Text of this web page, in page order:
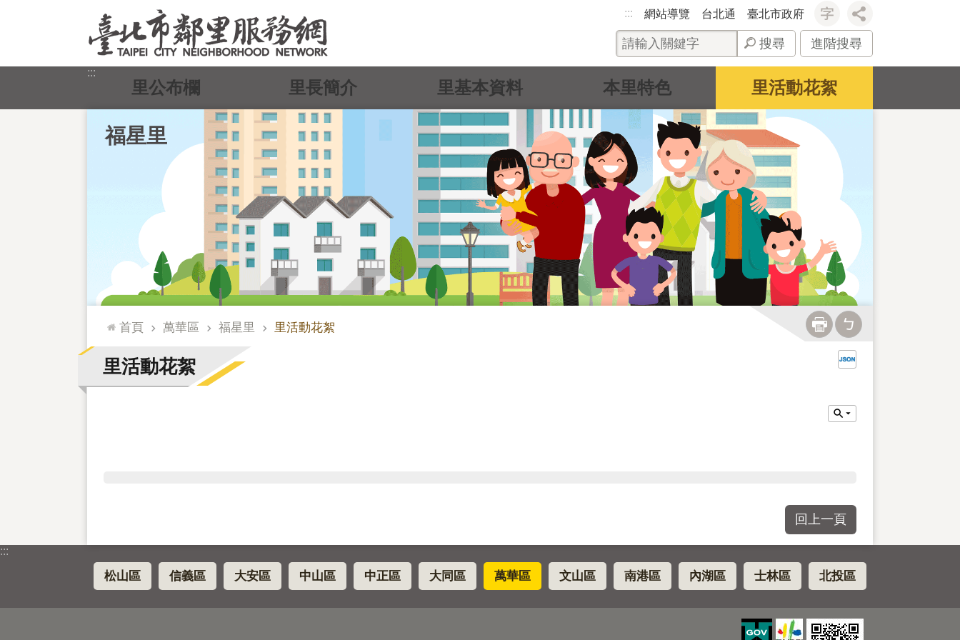
::: 網站導覽 台北通 臺北市政府
搜尋 進階搜尋
:::
福星里
里公布欄 里長簡介 里基本資料 本里特色 里活動花絮
::: 首頁 萬華區 福星里 里活動花絮
里活動花絮
回上一頁
:::
松山區 信義區 大安區 中山區 中正區 大同區 萬華區 文山區 南港區 內湖區 士林區 北投區